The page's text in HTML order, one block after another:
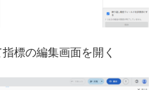
標の編集画面を開く